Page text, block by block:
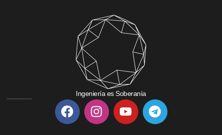
Ingeniería es Soberanía